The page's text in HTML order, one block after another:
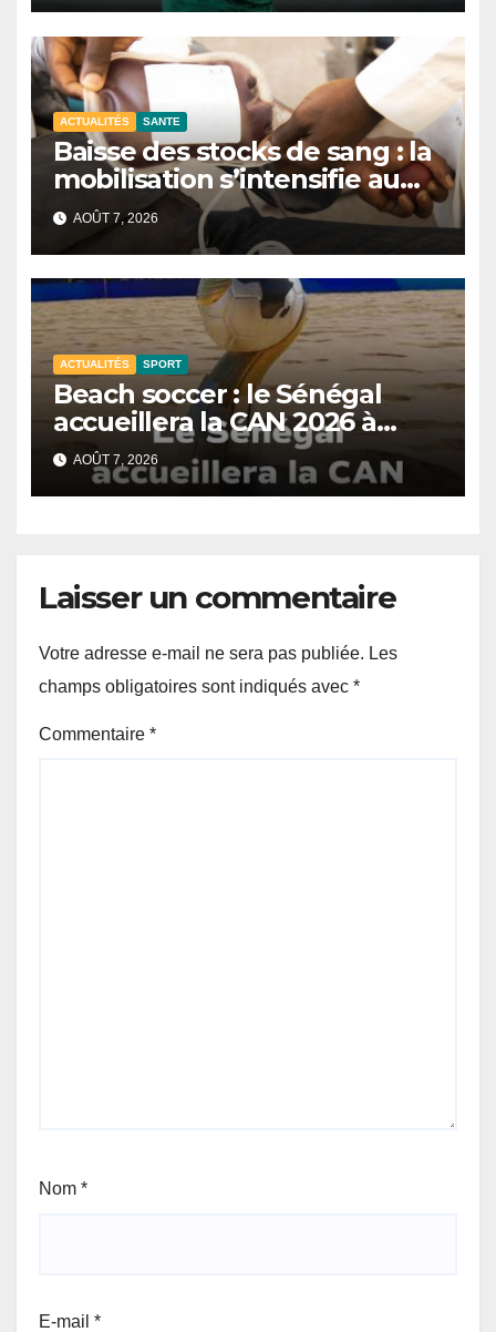
ACTUALITÉS SANTE
Baisse des stocks de sang : la
mobilisation s’intensifie au
CNTS de Dakar.
AOÛT 7, 2026
ACTUALITÉS SPORT
Beach soccer : le Sénégal
accueillera la CAN 2026 à
Dakar.
AOÛT 7, 2026
Laisser un commentaire
Votre adresse e-mail ne sera pas publiée. Les
champs obligatoires sont indiqués avec *
Commentaire *
Nom *
E-mail *